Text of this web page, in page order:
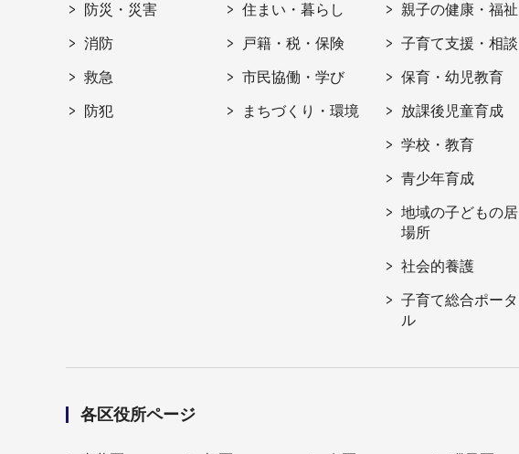
防災・災害
消防
救急
防犯
住まい・暮らし
戸籍・税・保険
市民協働・学び
まちづくり・環境
親子の健康・福祉
子育て支援・相談
保育・幼児教育
放課後児童育成
学校・教育
青少年育成
地域の子どもの居
場所
社会的養護
子育て総合ポータ
ル
各区役所ページ